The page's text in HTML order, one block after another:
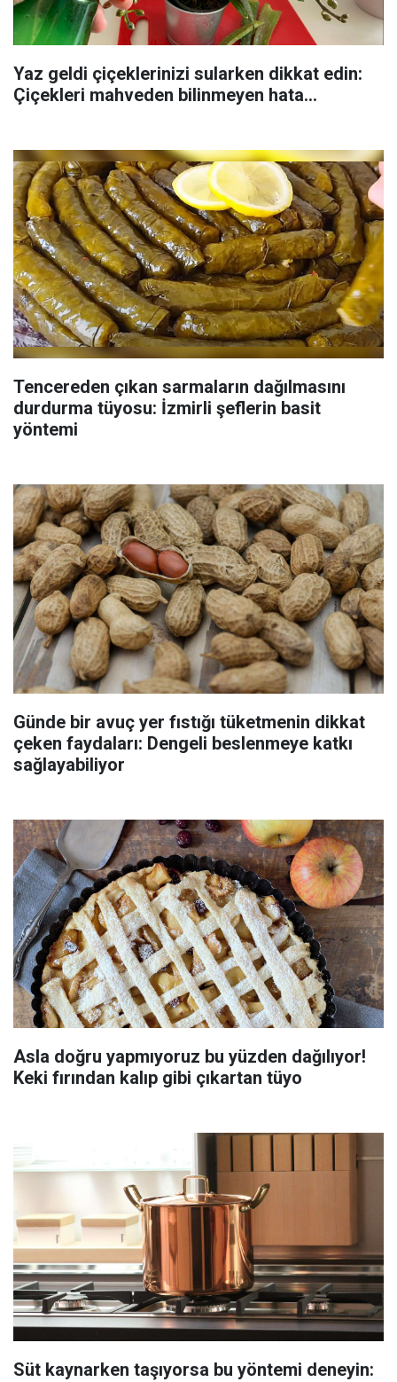
Yaz geldi çiçeklerinizi sularken dikkat edin:
Çiçekleri mahveden bilinmeyen hata...
Tencereden çıkan sarmaların dağılmasını
durdurma tüyosu: İzmirli şeflerin basit
yöntemi
Günde bir avuç yer fıstığı tüketmenin dikkat
çeken faydaları: Dengeli beslenmeye katkı
sağlayabiliyor
Asla doğru yapmıyoruz bu yüzden dağılıyor!
Keki fırından kalıp gibi çıkartan tüyo
Süt kaynarken taşıyorsa bu yöntemi deneyin: